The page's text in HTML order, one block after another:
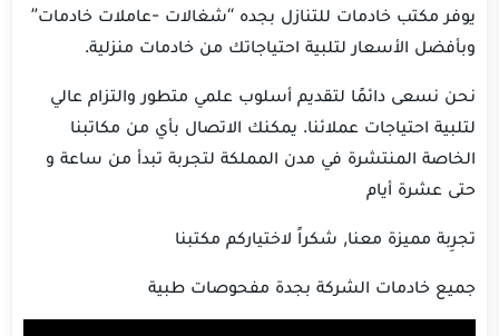
يوفر مكتب خادمات للتنازل بجده “شغالات -عاملات خادمات”
وبأفضل الأسعار لتلبية احتياجاتك من خادمات منزلية.
نحن نسعى دائمًا لتقديم أسلوب علمي متطور والتزام عالي
لتلبية احتياجات عملائنا. يمكنك الاتصال بأي من مكاتبنا
الخاصة المنتشرة في مدن المملكة لتجربة تبدأ من ساعة و
حتى عشرة أيام
تجرِبة مميزة معنا, شكراً لاختياركم مكتبنا
جميع خادمات الشركة بجدة مفحوصات طبية